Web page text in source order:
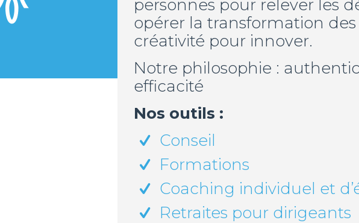
personnes pour relever les
opérer la transformation
créativité pour innover.
Notre philosophie :
efficacité
Nos outils :
Conseil
Formations
Coaching individuel et
Retraites pour dirigeants